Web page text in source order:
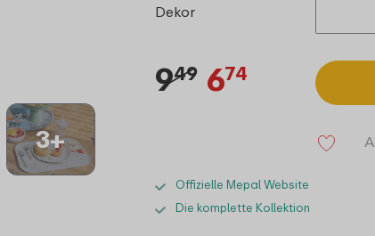
3+
Dekor
949 674
Offizielle Mepal Website
Die komplette Kollektion